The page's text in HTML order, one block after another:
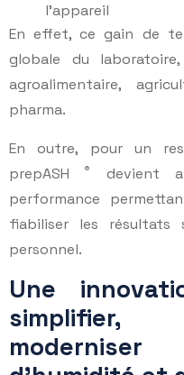
l’appareil
En effet, ce gain de
globale du
agroalimentaire,
pharma.
En outre, pour un
prepASH ®
devient
performance
fiabiliser les résultats
personnel.
Une